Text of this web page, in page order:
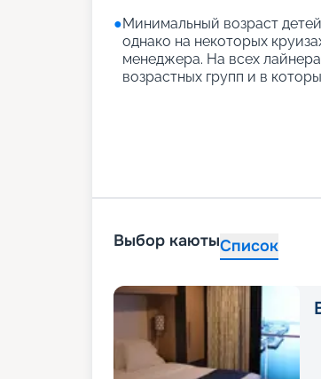
●Минимальный возраст
однако на некоторых
менеджера. На всех
возрастных групп и в
Выбор каютыСписок